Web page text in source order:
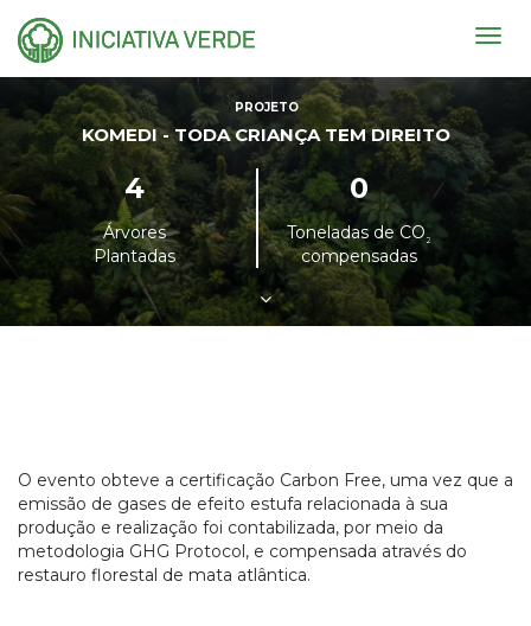
PROJETO
KOMEDI - TODA CRIANÇA TEM DIREITO
4
Árvores
Plantadas
0
Toneladas de CO²
compensadas
O evento obteve a certificação Carbon Free, uma vez que a
emissão de gases de efeito estufa relacionada à sua
produção e realização foi contabilizada, por meio da
metodologia GHG Protocol, e compensada através do
restauro florestal de mata atlântica.